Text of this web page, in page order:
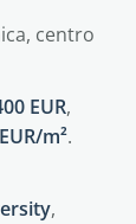
centro
EUR,
m².
,